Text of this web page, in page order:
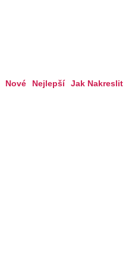
Nové Nejlepší Jak Nakreslit